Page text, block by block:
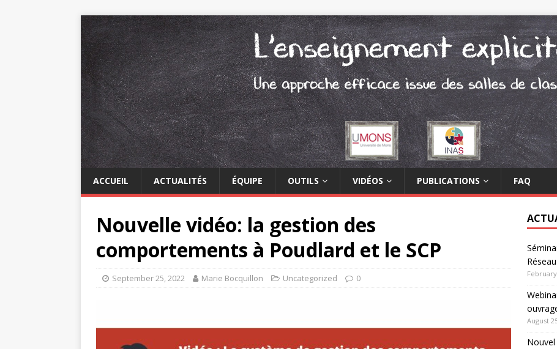
ACCUEIL ACTUALITÉS ÉQUIPE OUTILS VIDÉOS PUBLICATIONS FAQ
Nouvelle vidéo: la gestion des
comportements à Poudlard et le SCP
September 25, 2022 Marie Bocquillon Uncategorized 0
August